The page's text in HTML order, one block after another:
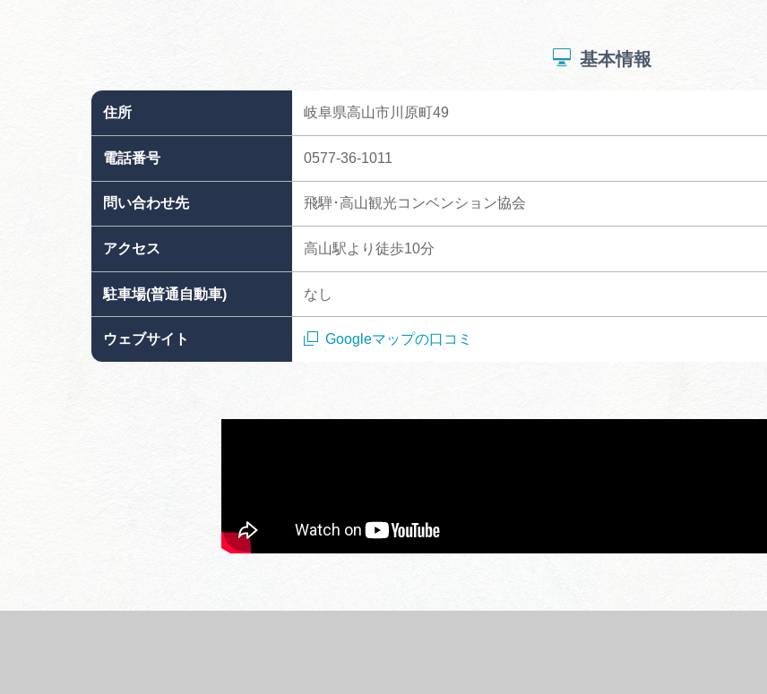
基本情報
住所 岐阜県高山市川原町49
電話番号 0577-36-1011
問い合わせ先 飛騨･高山観光コンベンション協会
アクセス 高山駅より徒歩10分
駐車場(普通自動車) なし
ウェブサイト Googleマップの口コミ